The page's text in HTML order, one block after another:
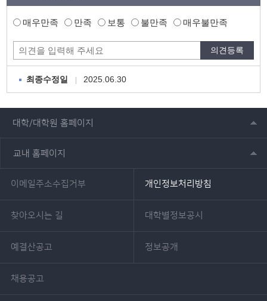
매우만족 만족 보통 불만족 매우불만족
최종수정일 2025.06.30
대학/대학원 홈페이지
교내 홈페이지
이메일주소수집거부 개인정보처리방침
찾아오시는 길 대학별정보공시
예결산공고 정보공개
채용공고